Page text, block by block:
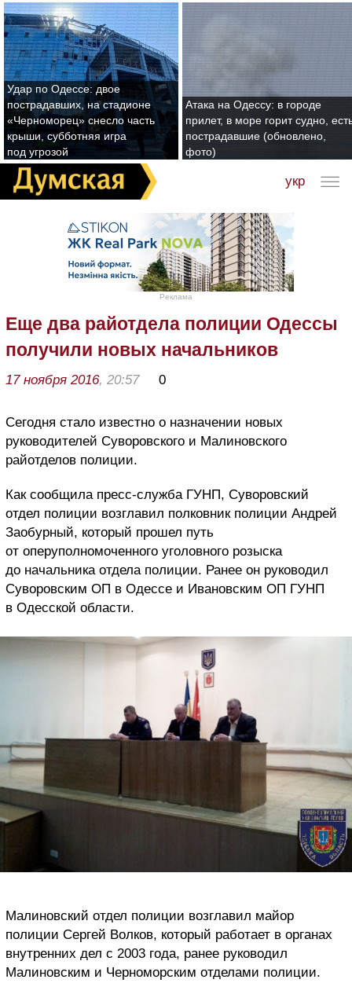
Удар по Одессе: двое
пострадавших, на стадионе
«Черноморец» снесло часть
крыши, субботняя игра
под угрозой
Атака на Одессу: в городе
прилет, в море горит судно,
пострадавшие (обновлено,
фото)
укр
Реклама
Еще два райотдела полиции Одессы
получили новых начальников
17 ноября 2016, 20:57 0
Сегодня стало известно о назначении новых
руководителей Суворовского и Малиновского
райотделов полиции.
Как сообщила пресс-служба ГУНП, Суворовский
отдел полиции возглавил полковник полиции Андрей
Заобурный, который прошел путь
от оперуполномоченного уголовного розыска
до начальника отдела полиции. Ранее он руководил
Суворовским ОП в Одессе и Ивановским ОП ГУНП
в Одесской области.
Малиновский отдел полиции возглавил майор
полиции Сергей Волков, который работает в органах
внутренних дел с 2003 года, ранее руководил
Малиновским и Черноморским отделами полиции.